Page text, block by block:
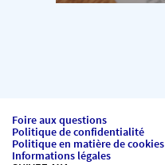
Foire aux questions
Politique de confidentialité
Politique en matière de cookies
Informations légales